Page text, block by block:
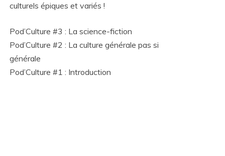
culturels épiques et variés !
Pod’Culture #3 : La science-fiction
Pod’Culture #2 : La culture générale pas si
générale
Pod’Culture #1 : Introduction